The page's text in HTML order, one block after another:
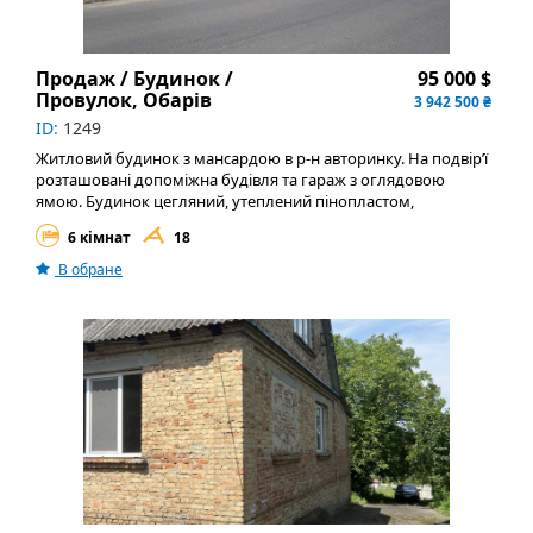
Продаж / Будинок /
Провулок, Обарів
ID: 1249
95 000 $
3 942 500 ₴
Житловий будинок з мансардою в р-н авторинку. На подвір’ї
розташовані допоміжна будівля та гараж з оглядовою
ямою. Будинок цегляний, утеплений пінопластом,
пластикові вікна. Площа 1-й поверх - 100 кв м. Планування 1
пов: кухня, три кімнати, суміщений санвузол, великий хол. В
холі розташовані сходи на мансардний поверх, який має три
фруктовий сад.
Комунікації: газ ( опалення газове – двоконтурний газовий
котел), електрика, септик, свердловина. Вивіз побутового
6 кімнат
18
В обране